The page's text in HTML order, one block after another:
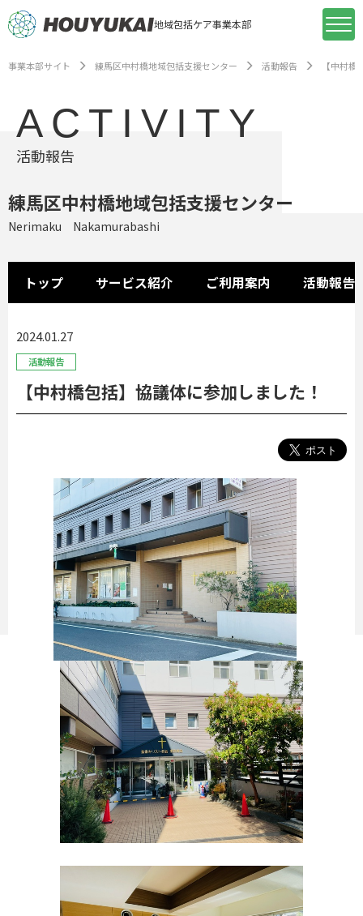
地域包括ケア事業本部
事業本部サイト 練馬区中村橋地域包括支援センター 活動報告 【中村
ACTIVITY
活動報告
練馬区中村橋地域包括支援センター
Nerimaku Nakamurabashi
トップ サービス紹介 ご利用案内 活動報告
2024.01.27
活動報告
【中村橋包括】協議体に参加しました！